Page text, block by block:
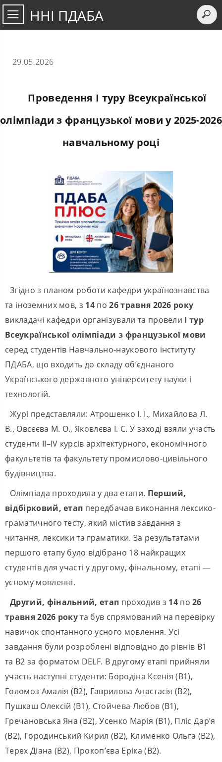
ННІ ПДАБА
29.05.2026
Проведення І туру Всеукраїнської
олімпіади з французької мови у 2025-2026
навчальному році
Згідно з планом роботи кафедри українознавства
та іноземних мов, з 14 по26 травня 2026 року
викладачі кафедри організували та провели І тур
Всеукраїнської олімпіади з французької мови
серед студентів Навчально-наукового інституту
ПДАБА, що входить до складу об’єднаного
Українського державного університету науки і
технологій.
Журі представляли: Атрошенко І. І., Михайлова Л.
В., Овсєєва М. О., Яковлєва І. С. У заході взяли участь
студенти ІІ–IV курсів архітектурного, економічного
факультетів та факультету промислово-цивільного
будівництва.
Олімпіада проходила у два етапи. Перший,
відбірковий, етап передбачав виконання лексико-
граматичного тесту, який містив завдання з
читання, лексики та граматики. За результатами
першого етапу було відібрано 18 найкращих
студентів для участі у другому, фінальному, етапі —
усному мовленні.
Другий, фінальний, етап проходив з 14 по26
травня 2026 рокута був спрямований на перевірку
навичок спонтанного усного мовлення. Усі
завдання були розроблені відповідно до рівнів B1
та B2 за форматом DELF. В другому етапі прийняли
участь наступні студенти: Бородіна Ксенія (B1),
Голомоз Амалія (B2), Гаврилова Анастасія (B2),
Пушкаш Олексій (B1), Стойчева Любов (B1),
Гречановська Яна (B2), Усенко Марія (B1), Пліс Дар’я
(B2), Городинський Кирил (B2), Клименко Ольга (B2),
Терех Діана (B2), Прокоп’єва Еріка (B2).